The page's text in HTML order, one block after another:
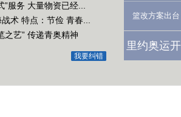
服务 大量物资已经...
术 特点：节俭 青春...
之艺” 传递青奥精神
我要纠错
篮改方案出台
里约奥运